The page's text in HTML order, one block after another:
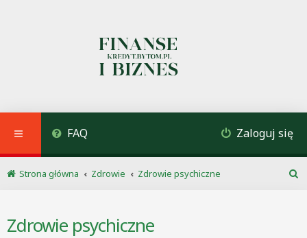
FAQ Zaloguj się
Strona główna Zdrowie
Zdrowie psychiczne
Zdrowie psychiczne